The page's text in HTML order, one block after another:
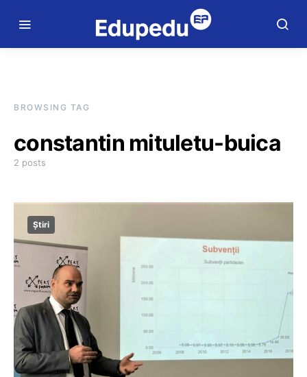
BROWSING TAG
constantin mituletu-buica
2 posts
Știri